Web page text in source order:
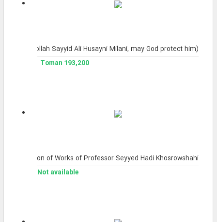
Ayatollah Sayyid Ali Husayni Milani, may God protect him)
193,200 Toman
The Collection of Works of Professor Seyyed Hadi Khosrowshahi
Not available